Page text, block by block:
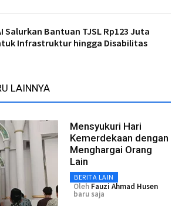
Salurkan Bantuan TJSL Rp123 Juta
Infrastruktur hingga Disabilitas
LAINNYA
Mensyukuri Hari
Kemerdekaan dengan
Menghargai Orang
Lain
BERITA LAIN
Oleh Fauzi Ahmad Husen
baru saja